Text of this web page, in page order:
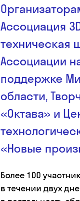
Ассоциация
техническая
Ассоциации
поддержке
области,
«Октава» и
«Новые
Более 100
в течении двух